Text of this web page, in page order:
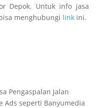
Depok. Untuk info jasa
menghubungi linkini.
Pengaspalan Jalan
Ads seperti Banyumedia